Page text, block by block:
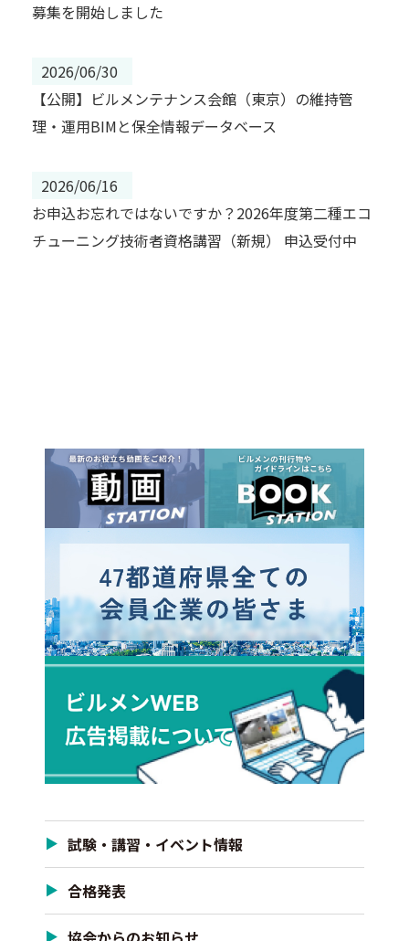
募集を開始しました
2026/06/30
【公開】ビルメンテナンス会館（東京）の維持管
理・運用BIMと保全情報データベース
2026/06/16
お申込お忘れではないですか？2026年度第二種エコ
チューニング技術者資格講習（新規） 申込受付中
試験・講習・イベント情報
合格発表